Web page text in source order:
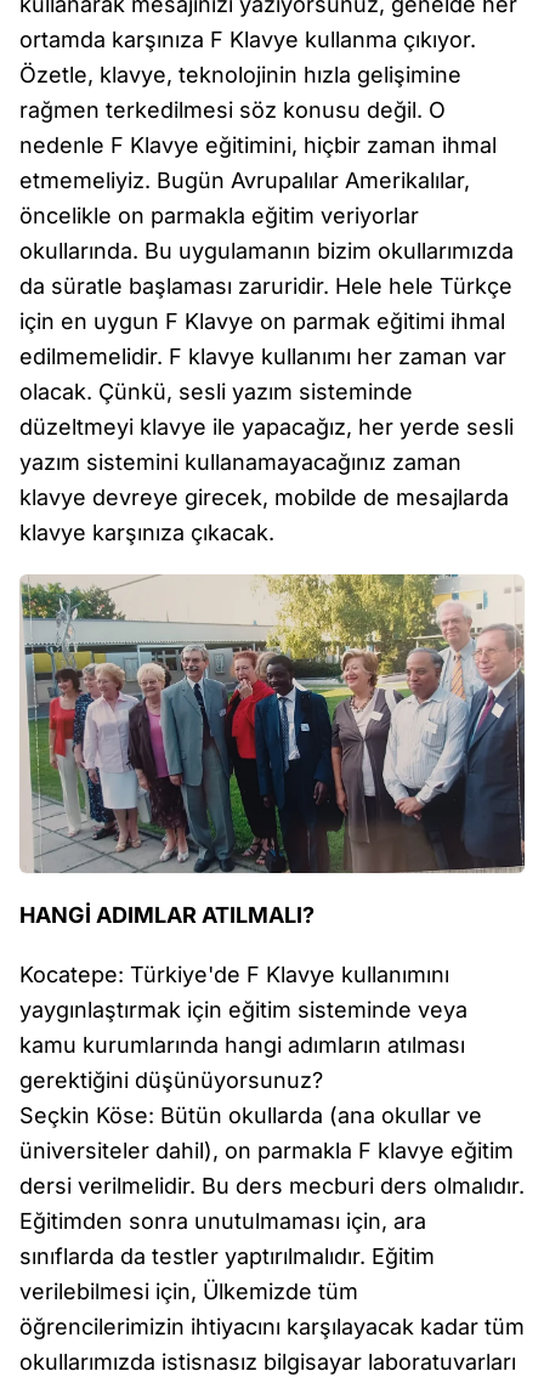
ortamda karşınıza F Klavye kullanma çıkıyor.
Özetle, klavye, teknolojinin hızla gelişimine
rağmen terkedilmesi söz konusu değil. O
nedenle F Klavye eğitimini, hiçbir zaman ihmal
etmemeliyiz. Bugün Avrupalılar Amerikalılar,
öncelikle on parmakla eğitim veriyorlar
okullarında. Bu uygulamanın bizim okullarımızda
da süratle başlaması zaruridir. Hele hele Türkçe
için en uygun F Klavye on parmak eğitimi ihmal
edilmemelidir. F klavye kullanımı her zaman var
olacak. Çünkü, sesli yazım sisteminde
düzeltmeyi klavye ile yapacağız, her yerde sesli
yazım sistemini kullanamayacağınız zaman
klavye devreye girecek, mobilde de mesajlarda
klavye karşınıza çıkacak.
HANGİ ADIMLAR ATILMALI?
Kocatepe: Türkiye'de F Klavye kullanımını
yaygınlaştırmak için eğitim sisteminde veya
kamu kurumlarında hangi adımların atılması
gerektiğini düşünüyorsunuz?
Seçkin Köse: Bütün okullarda (ana okullar ve
üniversiteler dahil), on parmakla F klavye eğitim
dersi verilmelidir. Bu ders mecburi ders olmalıdır.
Eğitimden sonra unutulmaması için, ara
sınıflarda da testler yaptırılmalıdır. Eğitim
verilebilmesi için, Ülkemizde tüm
öğrencilerimizin ihtiyacını karşılayacak kadar tüm
okullarımızda istisnasız bilgisayar laboratuvarları